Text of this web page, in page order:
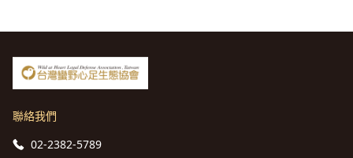
聯絡我們
02-2382-5789